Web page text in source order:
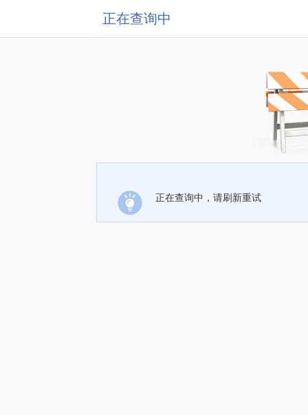
正在查询中
正在查询中，请刷新重试